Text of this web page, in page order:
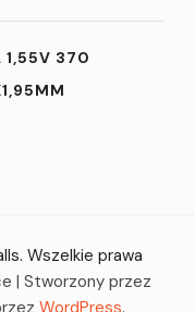
1,55V 370
. Wszelkie prawa
| Stworzony przez